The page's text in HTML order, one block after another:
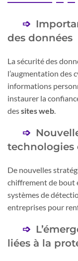
des données
La sécurité des
l’augmentation des
informations
instaurer la
dessites web.
technologies
De nouvelles
chiffrement de bout
systèmes de
entreprises pour
liées à la